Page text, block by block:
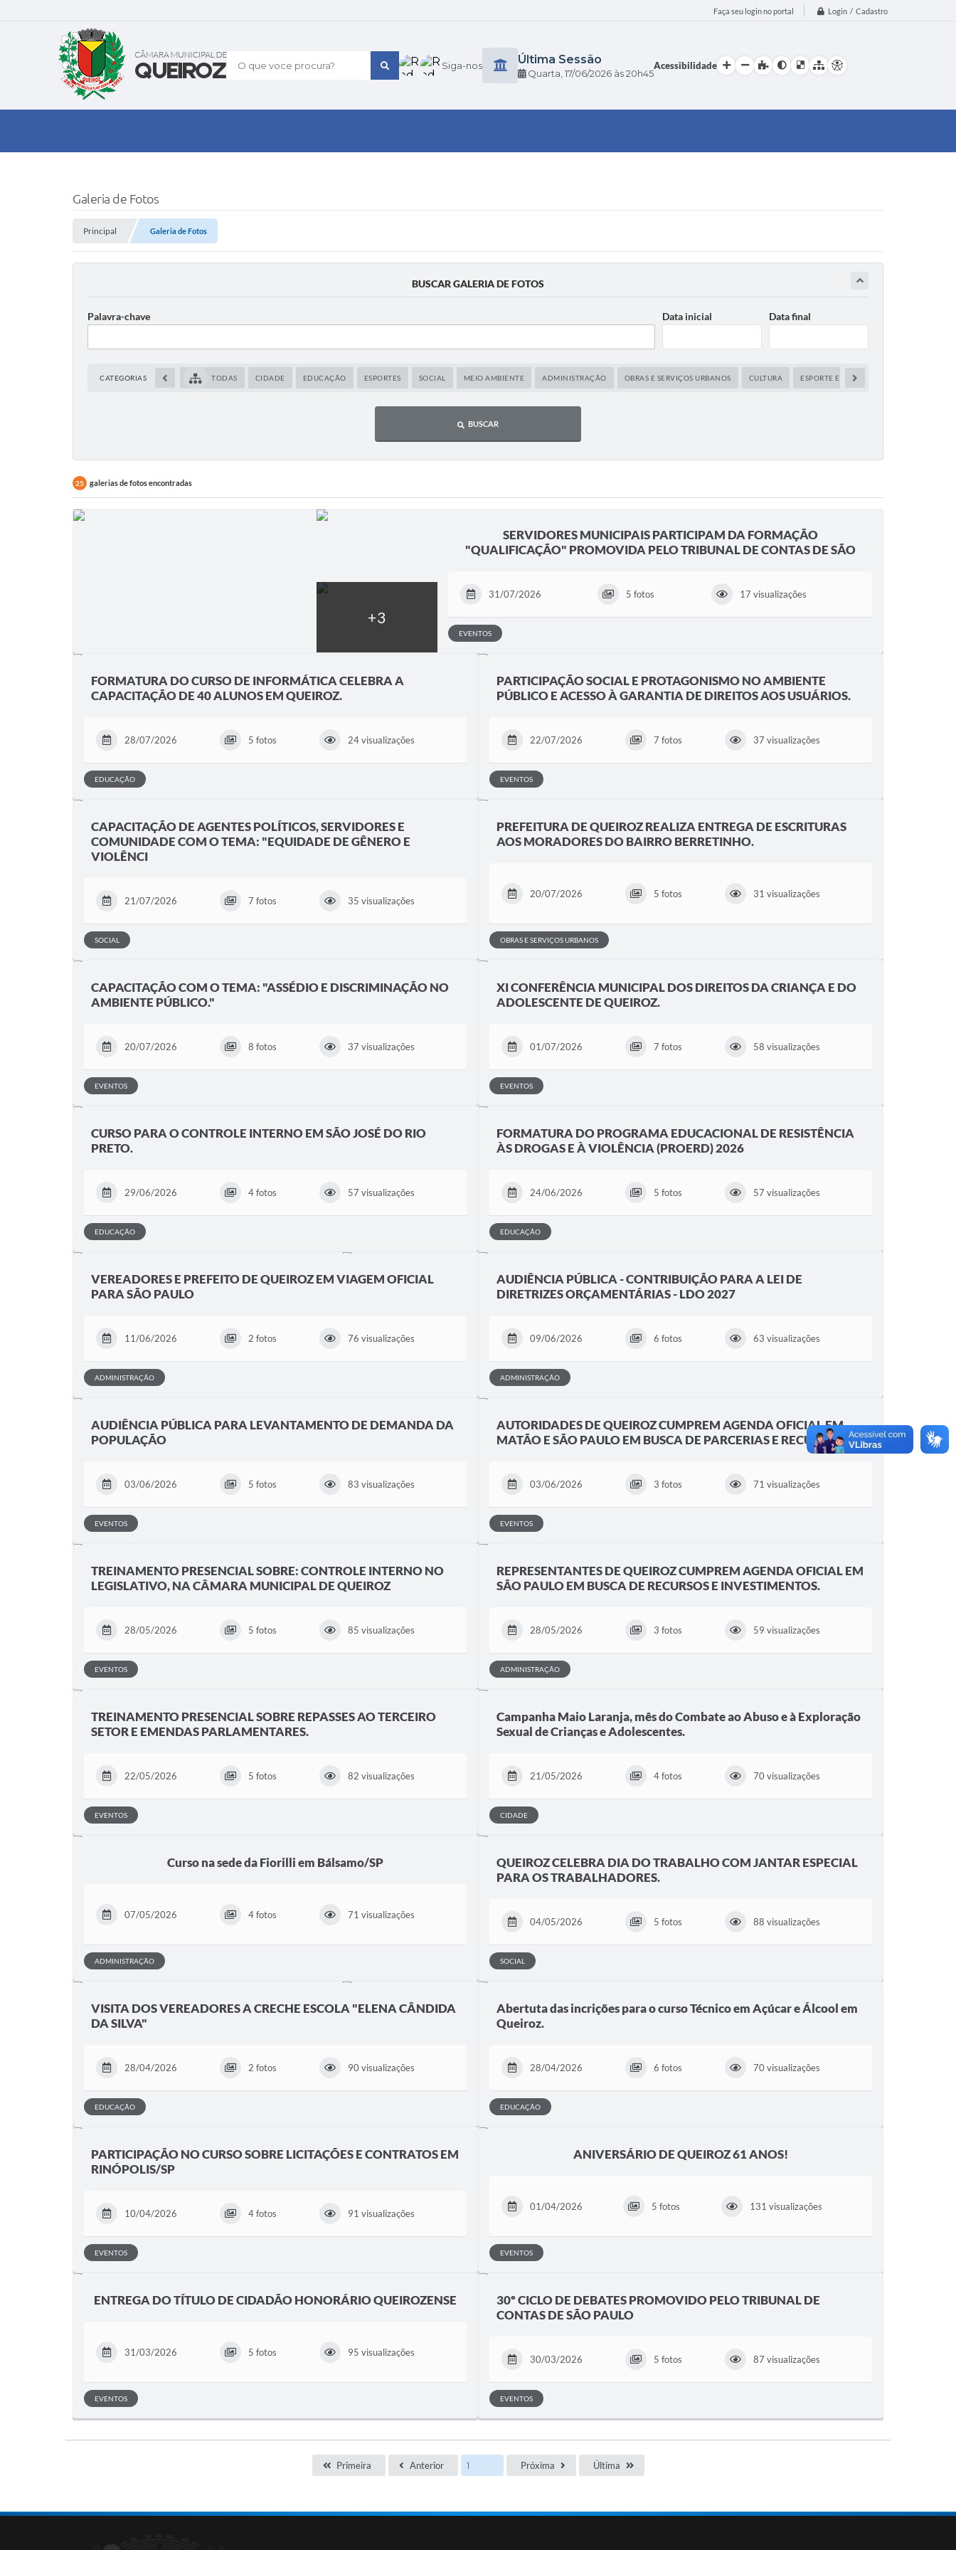
Faça seu login no portal Login / Cadastro
O que voce procura? Siga-nos Última Sessão
Quarta 17/06/2026 20h45
Acessibilidade
Galeria de Fotos
Principal Galeria de Fotos
BUSCAR GALERIA DE FOTOS
Palavra-chave Data inicial Data final
CATEGORIAS TODAS CIDADE EDUCAÇÃO ESPORTES SOCIAL MEIO AMBIENTE ADMINISTRAÇÃO OBRAS E SERVIÇOS URBANOS CULTURA ESPORTE E LAZER
BUSCAR
25 galerias de fotos encontradas
SERVIDORES MUNICIPAIS PARTICIPAM DA FORMAÇÃO
"QUALIFICAÇÃO" PROMOVIDA PELO TRIBUNAL DE CONTAS DE SÃO
31/07/2026 5 fotos 17 visualizações
EVENTOS
FORMATURA DO CURSO DE INFORMÁTICA CELEBRA A
CAPACITAÇÃO DE 40 ALUNOS EM QUEIROZ.
28/07/2026 5 fotos 24 visualizações
EDUCAÇÃO
PARTICIPAÇÃO SOCIAL E PROTAGONISMO NO AMBIENTE
PÚBLICO E ACESSO À GARANTIA DE DIREITOS AOS USUÁRIOS.
22/07/2026 7 fotos 37 visualizações
EVENTOS
CAPACITAÇÃO DE AGENTES POLÍTICOS, SERVIDORES E
COMUNIDADE COM O TEMA: "EQUIDADE DE GÊNERO E
VIOLÊNCI
21/07/2026 7 fotos 35 visualizações
SOCIAL
PREFEITURA DE QUEIROZ REALIZA ENTREGA DE ESCRITURAS
AOS MORADORES DO BAIRRO BERRETINHO.
20/07/2026 5 fotos 31 visualizações
OBRAS E SERVIÇOS URBANOS
CAPACITAÇÃO COM O TEMA: "ASSÉDIO E DISCRIMINAÇÃO NO
AMBIENTE PÚBLICO."
20/07/2026 8 fotos 37 visualizações
EVENTOS
XI CONFERÊNCIA MUNICIPAL DOS DIREITOS DA CRIANÇA E DO
ADOLESCENTE DE QUEIROZ.
01/07/2026 7 fotos 58 visualizações
EVENTOS
CURSO PARA O CONTROLE INTERNO EM SÃO JOSÉ DO RIO
PRETO.
29/06/2026 4 fotos 57 visualizações
EDUCAÇÃO
FORMATURA DO PROGRAMA EDUCACIONAL DE RESISTÊNCIA
ÀS DROGAS E À VIOLÊNCIA (PROERD) 2026
24/06/2026 5 fotos 57 visualizações
EDUCAÇÃO
VEREADORES E PREFEITO DE QUEIROZ EM VIAGEM OFICIAL
PARA SÃO PAULO
11/06/2026 2 fotos 76 visualizações
ADMINISTRAÇÃO
AUDIÊNCIA PÚBLICA - CONTRIBUIÇÃO PARA A LEI DE
DIRETRIZES ORÇAMENTÁRIAS - LDO 2027
09/06/2026 6 fotos 63 visualizações
ADMINISTRAÇÃO
AUDIÊNCIA PÚBLICA PARA LEVANTAMENTO DE DEMANDA DA
POPULAÇÃO
03/06/2026 5 fotos 83 visualizações
EVENTOS
AUTORIDADES DE QUEIROZ CUMPREM AGENDA OFICIAL EM
MATÃO E SÃO PAULO EM BUSCA DE PARCERIAS E RECURSOS
03/06/2026 3 fotos 71 visualizações
EVENTOS
TREINAMENTO PRESENCIAL SOBRE: CONTROLE INTERNO NO
LEGISLATIVO, NA CÂMARA MUNICIPAL DE QUEIROZ
28/05/2026 5 fotos 85 visualizações
EVENTOS
REPRESENTANTES DE QUEIROZ CUMPREM AGENDA OFICIAL EM
SÃO PAULO EM BUSCA DE RECURSOS E INVESTIMENTOS.
28/05/2026 3 fotos 59 visualizações
ADMINISTRAÇÃO
TREINAMENTO PRESENCIAL SOBRE REPASSES AO TERCEIRO
SETOR E EMENDAS PARLAMENTARES.
22/05/2026 5 fotos 82 visualizações
EVENTOS
Campanha Maio Laranja, mês do Combate ao Abuso e à Exploração
Sexual de Crianças e Adolescentes.
21/05/2026 4 fotos 70 visualizações
CIDADE
Curso na sede da Fiorilli em Bálsamo/SP
07/05/2026 4 fotos 71 visualizações
ADMINISTRAÇÃO
QUEIROZ CELEBRA DIA DO TRABALHO COM JANTAR ESPECIAL
PARA OS TRABALHADORES.
04/05/2026 5 fotos 88 visualizações
SOCIAL
VISITA DOS VEREADORES A CRECHE ESCOLA "ELENA CÂNDIDA
DA SILVA"
28/04/2026 2 fotos 90 visualizações
EDUCAÇÃO
Abertuta das incrições para o curso Técnico em Açúcar e Álcool em
Queiroz.
28/04/2026 6 fotos 70 visualizações
EDUCAÇÃO
PARTICIPAÇÃO NO CURSO SOBRE LICITAÇÕES E CONTRATOS EM
RINÓPOLIS/SP
10/04/2026 4 fotos 91 visualizações
EVENTOS
ANIVERSÁRIO DE QUEIROZ 61 ANOS!
01/04/2026 5 fotos 131 visualizações
EVENTOS
ENTREGA DO TÍTULO DE CIDADÃO HONORÁRIO QUEIROZENSE
31/03/2026 5 fotos 95 visualizações
EVENTOS
30º CICLO DE DEBATES PROMOVIDO PELO TRIBUNAL DE
CONTAS DE SÃO PAULO
30/03/2026 5 fotos 87 visualizações
EVENTOS
Primeira Anterior Próxima Última